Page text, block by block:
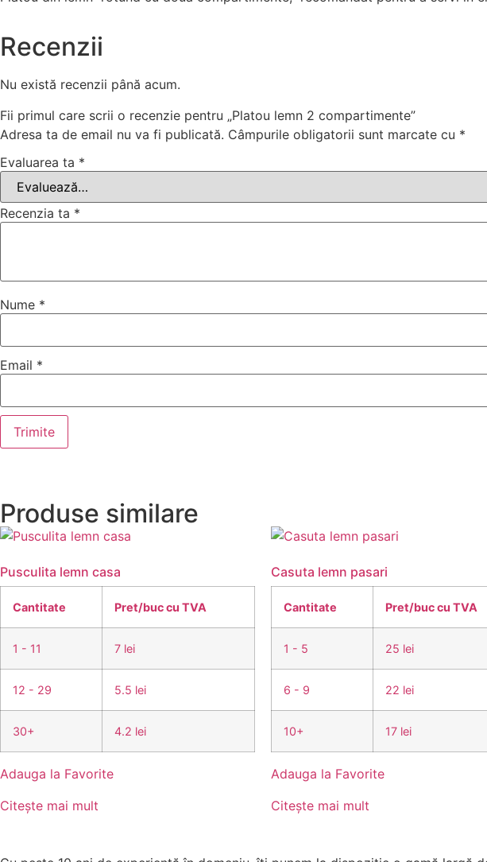
Recenzii
Nu există recenzii până acum.
Fii primul care scrii o recenzie pentru „Platou lemn 2 compartimente”
Adresa ta de email nu va fi publicată. Câmpurile obligatorii sunt marcate cu *
Evaluarea ta *
Recenzia ta *
Nume *
Email *
Produse similare
Pusculita lemn casa
Cantitate Pret/buc cu TVA
1 - 11 7 lei
12 - 29 5.5 lei
30+ 4.2 lei
Adauga la Favorite
Citește mai mult
Casuta lemn pasari
Cantitate Pret/buc cu TVA
1 - 5 25 lei
6 - 9 22 lei
10+ 17 lei
Adauga la Favorite
Citește mai mult